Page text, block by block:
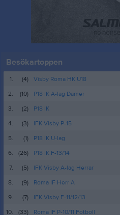
Besökartoppen
1. (4)
Visby Roma HK U18
2.
(10)
P18 IK A-lag Damer
3.
(2)
P18 IK
4.
(3)
IFK Visby P-15
5.
(1)
P18 IK U-lag
6.
(26)
P18 IK F-13/14
7.
(5)
IFK Visby A-lag Herrar
8.
(9)
Roma IF Herr A
9.
(7)
IFK Visby F-11/12/13
10.
(33) Roma IF P-10/11 Fotboll